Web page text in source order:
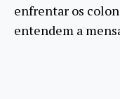
enfrentar os
entendem a